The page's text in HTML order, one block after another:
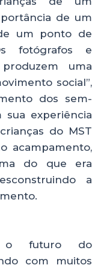
de um
um ponto de
fotógrafos e
uma
social”,
dos sem-
experiência
do MST
acampamento,
do que era
a
o futuro do
com muitos